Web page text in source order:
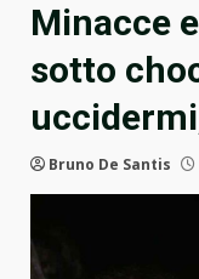
Minacce
sotto
Bruno De Santis